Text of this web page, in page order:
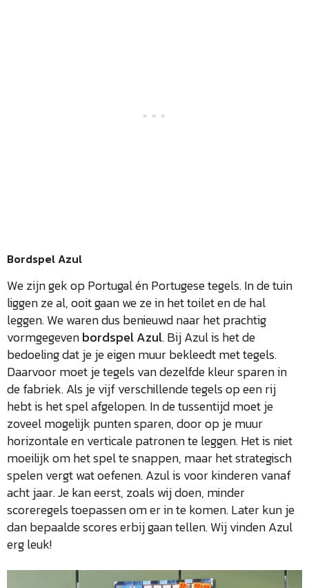
Bordspel Azul
We zijn gek op Portugal én Portugese tegels. In de tuin
liggen ze al, ooit gaan we ze in het toilet en de hal
leggen. We waren dus benieuwd naar het prachtig
vormgegevenbordspel Azul. Bij Azul is het de
bedoeling dat je je eigen muur bekleedt met tegels.
Daarvoor moet je tegels van dezelfde kleur sparen in
de fabriek. Als je vijf verschillende tegels op een rij
hebt is het spel afgelopen. In de tussentijd moet je
zoveel mogelijk punten sparen, door op je muur
horizontale en verticale patronen te leggen. Het is niet
moeilijk om het spel te snappen, maar het strategisch
spelen vergt wat oefenen. Azul is voor kinderen vanaf
acht jaar. Je kan eerst, zoals wij doen, minder
scoreregels toepassen om er in te komen. Later kun je
dan bepaalde scores erbij gaan tellen. Wij vinden Azul
erg leuk!